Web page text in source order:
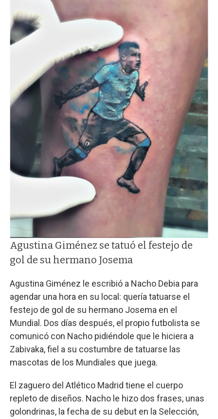
Agustina Giménez se tatuó el festejo de
gol de su hermano Josema
Agustina Giménez le escribió a Nacho Debia para
agendar una hora en su local: quería tatuarse el
festejo de gol de su hermano Josema en el
Mundial. Dos días después, el propio futbolista se
comunicó con Nacho pidiéndole que le hiciera a
Zabivaka, fiel a su costumbre de tatuarse las
mascotas de los Mundiales que juega.
El zaguero del Atlético Madrid tiene el cuerpo
repleto de diseños. Nacho le hizo dos frases, unas
golondrinas, la fecha de su debut en la Selección,